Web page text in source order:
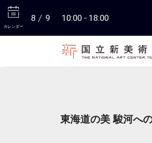
カレンダー
8 9 10:00 18:00
東海道の美 駿河へ